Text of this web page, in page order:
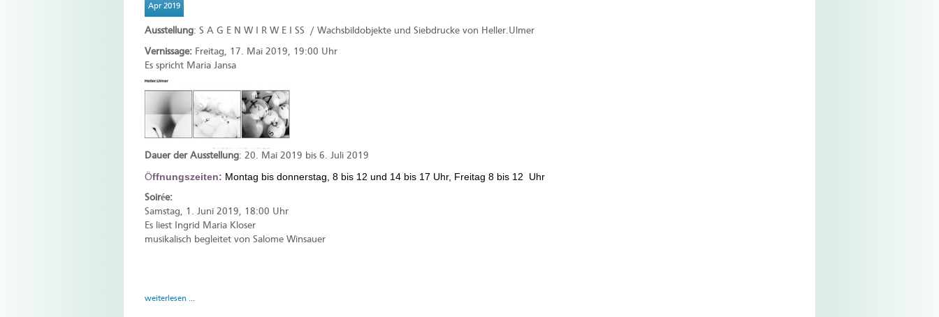
Apr 2019
Ausstellung: S A G E N W I R W E I SS / Wachsbildobjekte und Siebdrucke von Heller.Ulmer
Vernissage: Freitag, 17. Mai 2019, 19:00 Uhr
Es spricht Maria Jansa
Dauer der Ausstellung: 20. Mai 2019 bis 6. Juli 2019
Öffnungszeiten: Montag bis donnerstag, 8 bis 12 und 14 bis 17 Uhr, Freitag 8 bis 12 Uhr
Soirée:
Samstag, 1. Juni 2019, 18:00 Uhr
Es liest Ingrid Maria Kloser
musikalisch begleitet von Salome Winsauer
weiterlesen ...